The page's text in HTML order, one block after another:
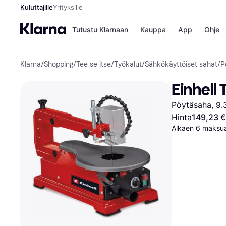
KuluttajilleYrityksille
Tutustu Klarnaan Kauppa
Kaupat
Gigantti
H&M
Peten
Wolt
App Ohje
Klarna/Shopping/Tee se itse/Työkalut/Sähkökäyttöiset sahat/
Einhell
Pöytäsaha,
Hinta149,23 €
Alkaen 6